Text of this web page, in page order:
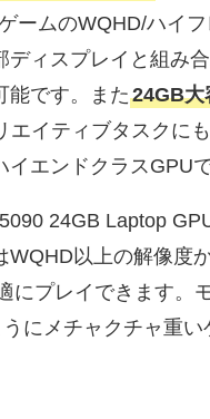
ームのWQHD/ハイ
ディスプレイと組み
能です。また24GB大
エイティブタスクに
イエンドクラスGPUで
24GB Laptop
WQHD以上の解像度
にプレイできます。
にメチャクチャ重い